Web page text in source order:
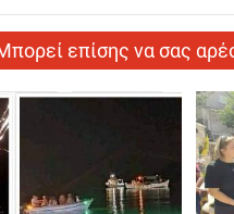
επίσης να σας